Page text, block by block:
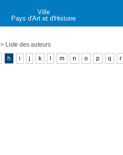
Ville
Pays d'Art et d'Histoire
> Liste des auteurs
h i j k m n o p q r